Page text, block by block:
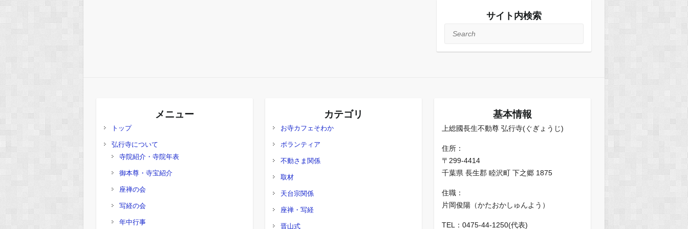
サイト内検索
Search
メニュー
トップ
弘行寺について
寺院紹介・寺院年表
御本尊・寺宝紹介
座禅の会
写経の会
年中行事
カテゴリ
お寺カフェそわか
ボランティア
不動さま関係
取材
天台宗関係
座禅・写経
晋山式
基本情報
上総國長生不動尊 弘行寺(ぐぎょうじ)
住所：
〒299-4414
千葉県 長生郡 睦沢町 下之郷 1875
住職：
片岡俊陽（かたおかしゅんよう）
TEL：0475-44-1250(代表)